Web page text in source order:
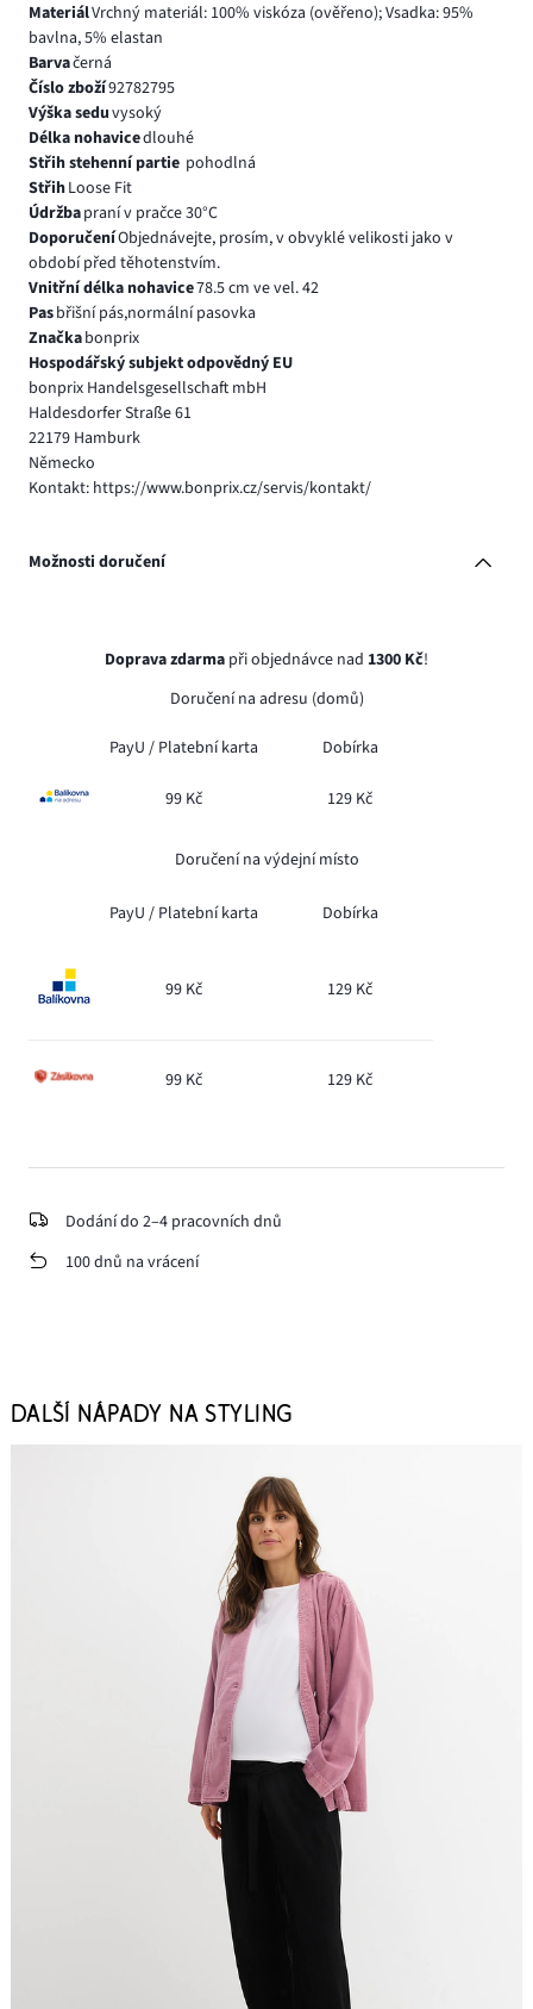
MateriálVrchný materiál: 100% viskóza (ověřeno); Vsadka: 95%
bavlna, 5% elastan
Barvačerná
Číslo zboží92782795
Výška seduvysoký
Délka nohavicedlouhé
Střih stehenní partie pohodlná
StřihLoose Fit
Údržbapraní v pračce 30°C
DoporučeníObjednávejte, prosím, v obvyklé velikosti jako v
období před těhotenstvím.
Vnitřní délka nohavice78.5 cm ve vel. 42
Pasbřišní pás,normální pasovka
Značkabonprix
Hospodářský subjekt odpovědný EU
bonprix Handelsgesellschaft mbH
Haldesdorfer Straße 61
22179 Hamburk
Německo
Kontakt: https://www.bonprix.cz/servis/kontakt/
Možnosti doručení
Doprava zdarma při objednávce nad 1300 Kč!
Doručení na adresu (domů)
PayU / Platební karta Dobírka
99 Kč 129 Kč
Doručení na výdejní místo
PayU / Platební karta Dobírka
99 Kč 129 Kč
99 Kč 129 Kč
Dodání do 2–4 pracovních dnů
100 dnů na vrácení
DALŠÍ NÁPADY NA STYLING